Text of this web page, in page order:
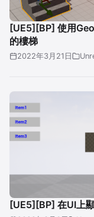
[UE5][BP] 使用
的樓梯
2022年3月21日
[UE5][BP] 在UI上